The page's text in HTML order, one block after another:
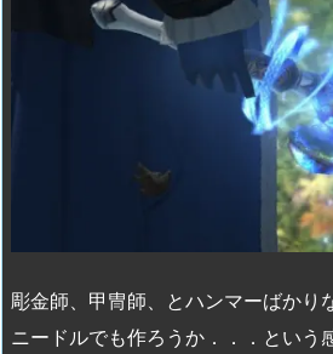
彫金師、甲冑師、とハンマーばかり
ニードルでも作ろうか．．．という